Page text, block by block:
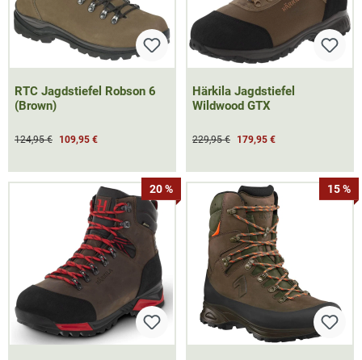
RTC Jagdstiefel Robson 6
(Brown)
124,95 € 109,95 €
Härkila Jagdstiefel
Wildwood GTX
229,95 € 179,95 €
20 % 15 %